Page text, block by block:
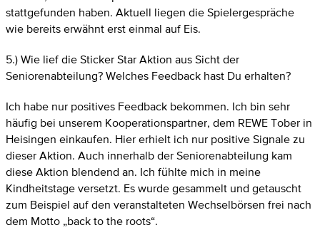
stattgefunden haben. Aktuell liegen die Spielergespräche
wie bereits erwähnt erst einmal auf Eis.
5.) Wie lief die Sticker Star Aktion aus Sicht der
Seniorenabteilung? Welches Feedback hast Du erhalten?
Ich habe nur positives Feedback bekommen. Ich bin sehr
häufig bei unserem Kooperationspartner, dem REWE Tober in
Heisingen einkaufen. Hier erhielt ich nur positive Signale zu
dieser Aktion. Auch innerhalb der Seniorenabteilung kam
diese Aktion blendend an. Ich fühlte mich in meine
Kindheitstage versetzt. Es wurde gesammelt und getauscht
zum Beispiel auf den veranstalteten Wechselbörsen frei nach
dem Motto „back to the roots“.